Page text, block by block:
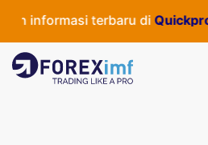
terbaru diQuickpro.co.id